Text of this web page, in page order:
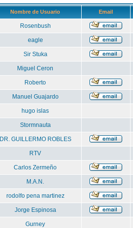
Nombre de Usuario Email
Rosenbush
eagle
Sir Stuka
Miguel Ceron
Roberto
Manuel Guajardo
hugo islas
Stormnauta
DR. GUILLERMO ROBLES
RTV
Carlos Zermeño
M.A.N.
rodolfo pena martinez
Jorge Espinosa
Gurney